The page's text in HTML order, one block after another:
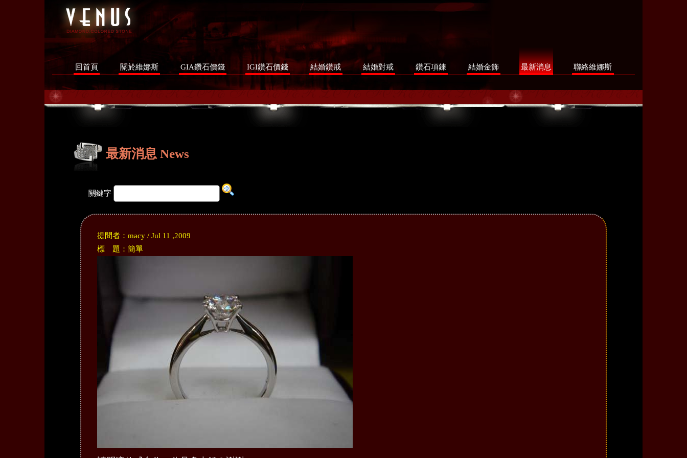
回首頁 關於維娜斯 GIA鑽石價錢 IGI鑽石價錢 結婚鑽戒 結婚對戒 鑽石項鍊 結婚金飾 最新消息 聯絡維娜斯
最新消息 News
關鍵字
提問者：macy / Jul 11 ,2009
標 題：簡單